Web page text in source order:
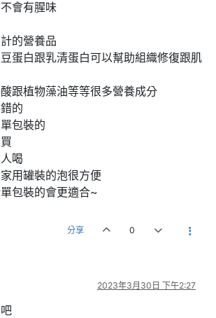
會有腥味
的營養品
蛋白跟乳清蛋白可以幫助組織修復跟肌
跟植物藻油等等很多營養成分
的
包裝的
喝
用罐裝的泡很方便
包裝的會更適合~
分享 0
2023年3月30日 下午2:27